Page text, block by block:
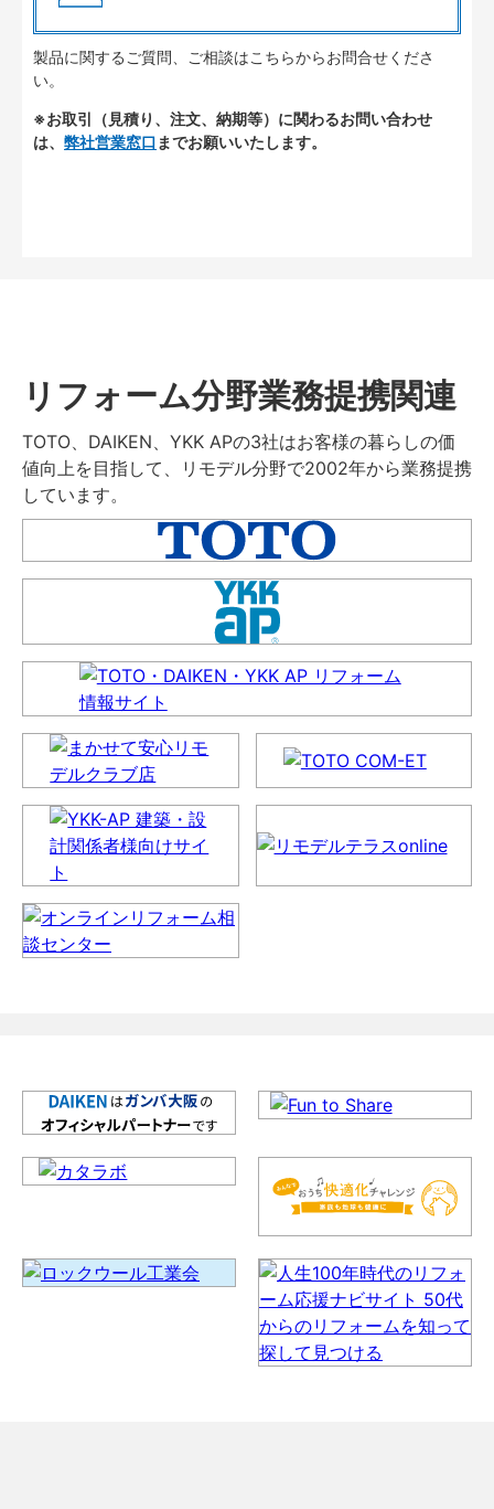
製品に関するご質問、ご相談はこちらからお問合せくださ
い。
※お取引（見積り、注文、納期等）に関わるお問い合わせ
は、 弊社営業窓口 までお願いいたします。
リフォーム分野業務提携関連
TOTO、DAIKEN、YKK APの3社はお客様の暮らしの価
値向上を目指して、リモデル分野で2002年から業務提携
しています。